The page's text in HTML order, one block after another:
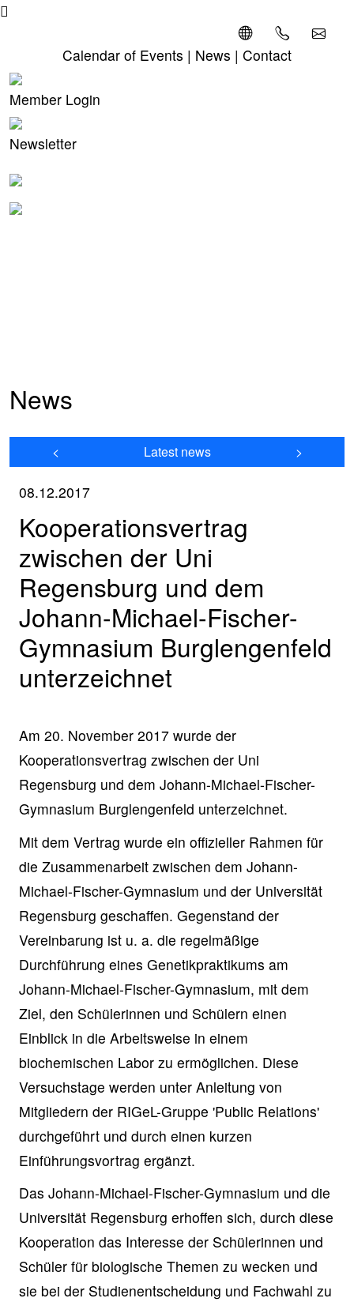
Calendar of Events | News | Contact
Member Login
Newsletter
News
08.12.2017
Kooperationsvertrag
zwischen der Uni
Regensburg und dem
Johann-Michael-Fischer-
Gymnasium Burglengenfeld
unterzeichnet
< Latest news >
Am 20. November 2017 wurde der
Kooperationsvertrag zwischen der Uni
Regensburg und dem Johann-Michael-Fischer-
Gymnasium Burglengenfeld unterzeichnet.
Mit dem Vertrag wurde ein offizieller Rahmen für
die Zusammenarbeit zwischen dem Johann-
Michael-Fischer-Gymnasium und der Universität
Regensburg geschaffen. Gegenstand der
Vereinbarung ist u. a. die regelmäßige
Durchführung eines Genetikpraktikums am
Johann-Michael-Fischer-Gymnasium, mit dem
Ziel, den Schülerinnen und Schülern einen
Einblick in die Arbeitsweise in einem
biochemischen Labor zu ermöglichen. Diese
Versuchstage werden unter Anleitung von
Mitgliedern der RIGeL-Gruppe 'Public Relations'
durchgeführt und durch einen kurzen
Einführungsvortrag ergänzt.
Das Johann-Michael-Fischer-Gymnasium und die
Universität Regensburg erhoffen sich, durch diese
Kooperation das Interesse der Schülerinnen und
Schüler für biologische Themen zu wecken und
sie bei der Studienentscheidung und Fachwahl zu